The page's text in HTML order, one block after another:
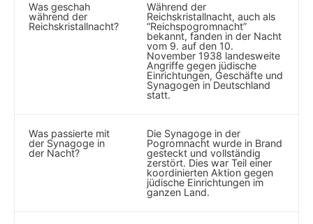
Was ​geschah
während der⁣
Reichskristallnacht?
Während der
Reichskristallnacht, auch als
“Reichspogromnacht”
bekannt, fanden in der Nacht
vom ⁤9. auf den 10.⁣
November 1938 landesweite
⁤Angriffe⁢ gegen jüdische​
Einrichtungen, Geschäfte und
⁣Synagogen in Deutschland
statt.
Was passierte mit
der Synagoge in
der Nacht?
Die Synagoge in der​
Pogromnacht wurde in Brand
gesteckt und⁣ vollständig
zerstört. Dies war​ Teil einer
koordinierten ⁢Aktion gegen
jüdische Einrichtungen im
ganzen‍ Land.